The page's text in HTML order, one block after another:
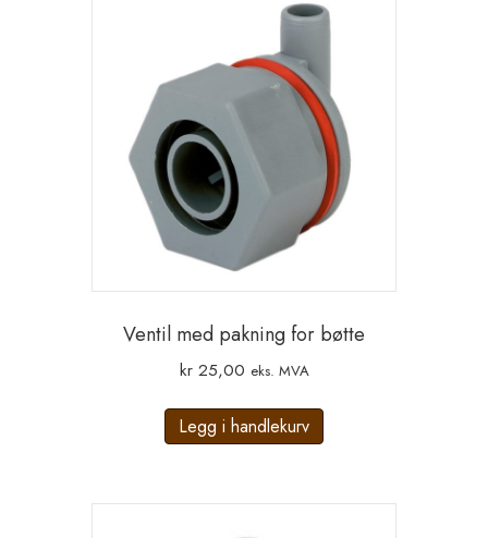
Ventil med pakning for bøtte
kr25,00 eks. MVA
Legg i handlekurv